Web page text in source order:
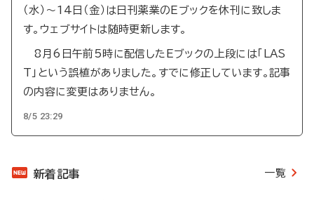
（水）～14日（金）は日刊薬業のEブックを休刊に致しま
す。ウェブサイトは随時更新します。
8月6日午前5時に配信したEブックの上段には「LAS
T」という誤植がありました。すでに修正しています。記事
の内容に変更はありません。
8/5 23:29
新着記事 一覧